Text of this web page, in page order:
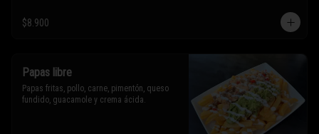
$8.900
Papas libre
Papas fritas, pollo, carne, pimentón, queso
fundido, guacamole y crema ácida.